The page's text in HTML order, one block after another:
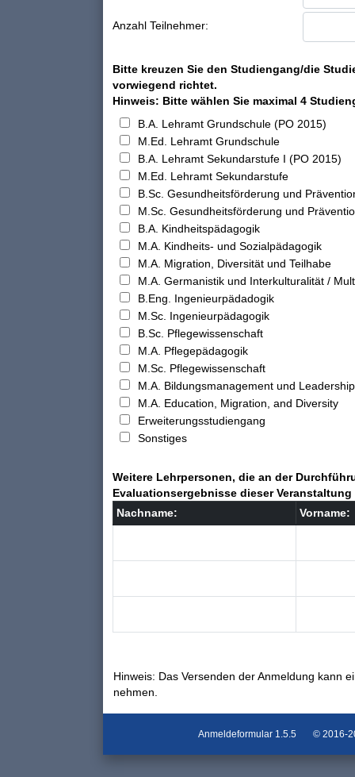
Anzahl Teilnehmer:
Bitte kreuzen Sie den Studiengang/die
vorwiegend richtet.
Hinweis: Bitte wählen Sie maximal 4
B.A. Lehramt Grundschule (PO 2015)
M.Ed. Lehramt Grundschule
B.A. Lehramt Sekundarstufe I (PO 2015)
M.Ed. Lehramt Sekundarstufe
B.Sc. Gesundheitsförderung und
M.Sc. Gesundheitsförderung und
B.A. Kindheitspädagogik
M.A. Kindheits- und Sozialpädagogik
M.A. Migration, Diversität und Teilhabe
M.A. Germanistik und Interkulturalität /
B.Eng. Ingenieurpädadogik
M.Sc. Ingenieurpädagogik
B.Sc. Pflegewissenschaft
M.A. Pflegepädagogik
M.Sc. Pflegewissenschaft
M.A. Bildungsmanagement und
M.A. Education, Migration, and Diversity
Erweiterungsstudiengang
Sonstiges
Weitere Lehrpersonen, die an der
Evaluationsergebnisse dieser
Nachname:
Vorname:
Hinweis: Das Versenden der Anmeldung kann
nehmen.
Anmeldeformular 1.5.5 © 2016-